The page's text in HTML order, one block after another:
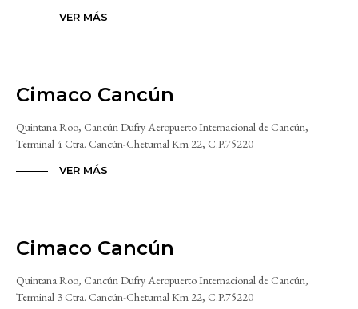
VER MÁS
Cimaco Cancún
Quintana Roo, Cancún Dufry Aeropuerto Internacional de Cancún,
Terminal 4 Ctra. Cancún-Chetumal Km 22, C.P.75220
VER MÁS
Cimaco Cancún
Quintana Roo, Cancún Dufry Aeropuerto Internacional de Cancún,
Terminal 3 Ctra. Cancún-Chetumal Km 22, C.P.75220